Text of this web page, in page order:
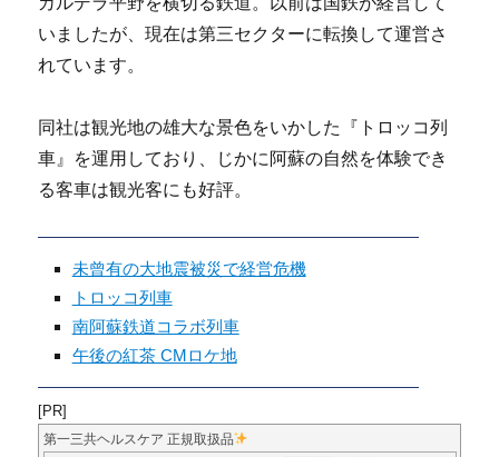
いましたが、現在は第三セクターに転換して運営さ
れています。
同社は観光地の雄大な景色をいかした『トロッコ列
車』を運用しており、じかに阿蘇の自然を体験でき
る客車は観光客にも好評。
未曾有の大地震被災で経営危機
トロッコ列車
南阿蘇鉄道コラボ列車
午後の紅茶 CMロケ地
[PR]
第一三共ヘルスケア 正規取扱品